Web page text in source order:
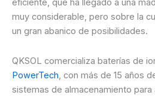
eficiente, que ha llegado a una
muy considerable, pero sobre la
un gran abanico de posibilidades.
QKSOL comercializa baterías de
PowerTech, con más de 15 años
sistemas de almacenamiento para